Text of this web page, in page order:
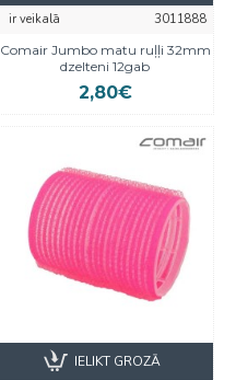
ir veikalā
3011888
Comair Jumbo matu ruļļi 32mm
dzelteni 12gab
2,80€
IELIKT GROZĀ